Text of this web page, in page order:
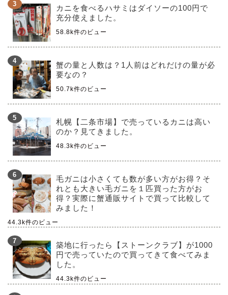
カニを食べるハサミはダイソーの100円で
充分使えました。
58.8k件のビュー
蟹の量と人数は？1人前はどれだけの量が必
要なの？
50.7k件のビュー
札幌【二条市場】で売っているカニは高い
のか？見てきました。
48.3k件のビュー
毛ガニは小さくても数が多い方がお得？そ
れとも大きい毛ガニを１匹買った方がお
得？実際に蟹通販サイトで買って比較して
みました！
44.3k件のビュー
築地に行ったら【ストーンクラブ】が1000
円で売っていたので買ってきて食べてみま
した。
44.3k件のビュー